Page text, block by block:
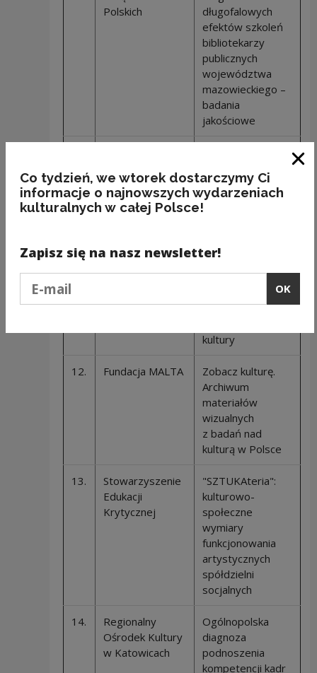
Polskich
długofalowych
efektów szkoleń
bibliotekarzy
publicznych
województwa
mazowieckiego –
badania
jakościowe
Kulturalne ASK
wiejskich Śląska
11.
Łódzki Dom
Idea longlife
kultury
województwa
łódzkiego -
podnoszenia
kultury
12. Fundacja MALTA
Zobacz kulturę.
Archiwum
materiałów
wizualnych
z badań nad
kulturą w Polsce
13.
Stowarzyszenie
Edukacji
Krytycznej
"SZTUKAteria":
kulturowo-
społeczne
wymiary
funkcjonowania
artystycznych
spółdzielni
socjalnych
14.
Regionalny
Ośrodek Kultury
w Katowicach
Ogólnopolska
diagnoza
podnoszenia
kompetencji kadr
Co tydzień, we wtorek dostarczymy Ci
informacje o najnowszych wydarzeniach
kulturalnych w całej Polsce!
Zapisz się na nasz newsletter!
OK